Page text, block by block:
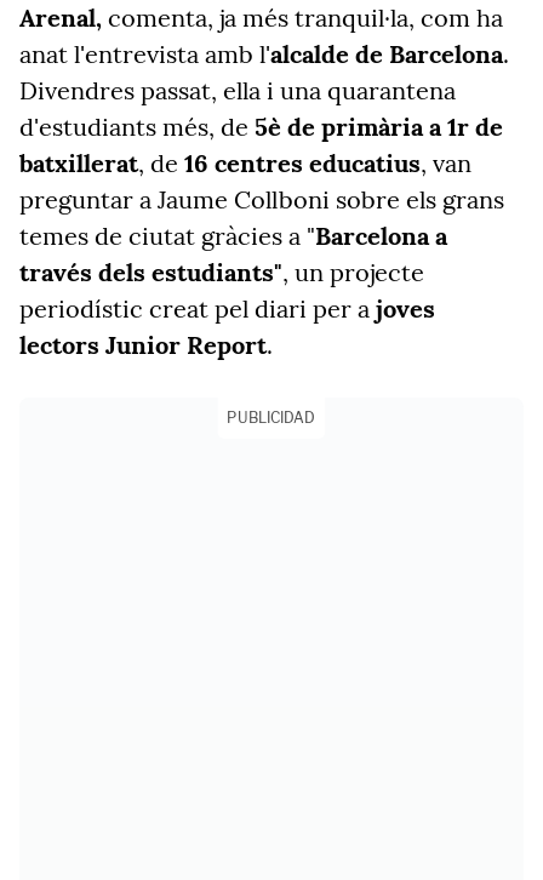
Arenal, comenta, ja més tranquil·la, com ha
anat l'entrevista amb l'alcalde de Barcelona.
Divendres passat, ella i una quarantena
d'estudiants més, de 5è de primària a 1r de
batxillerat, de 16 centres educatius, van
preguntar a Jaume Collboni sobre els grans
temes de ciutat gràcies a "Barcelona a
través dels estudiants", un projecte
periodístic creat pel diari per a joves
lectors Junior Report.
PUBLICIDAD